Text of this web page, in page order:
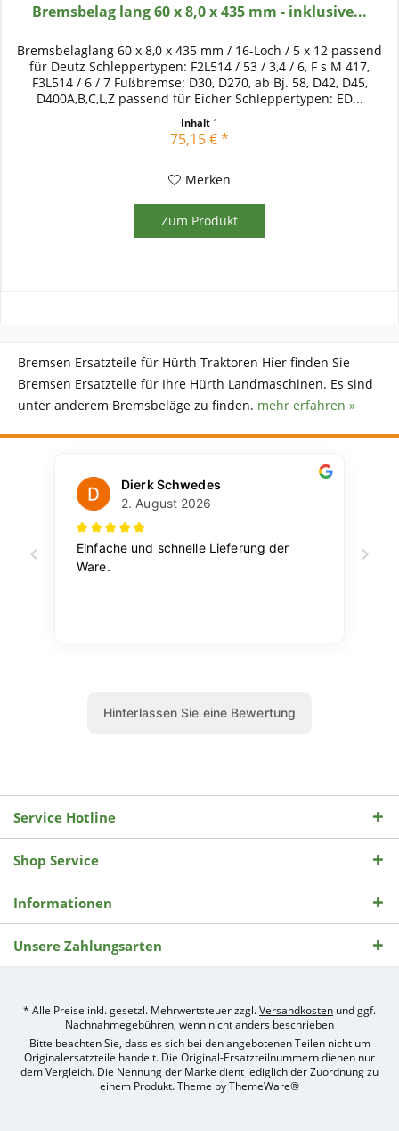
Bremsbelag lang 60 x 8,0 x 435 mm - inklusive...
Bremsbelaglang 60 x 8,0 x 435 mm / 16-Loch / 5 x 12 passend
für Deutz Schleppertypen: F2L514 / 53 / 3,4 / 6, F s M 417,
F3L514 / 6 / 7 Fußbremse: D30, D270, ab Bj. 58, D42, D45,
D400A,B,C,L,Z passend für Eicher Schleppertypen: ED...
Inhalt 1
75,15 € *
Merken
Zum Produkt
Bremsen Ersatzteile für Hürth Traktoren Hier finden Sie
Bremsen Ersatzteile für Ihre Hürth Landmaschinen. Es sind
unter anderem Bremsbeläge zu finden. mehr erfahren »
Service Hotline
Shop Service
Informationen
Unsere Zahlungsarten
* Alle Preise inkl. gesetzl. Mehrwertsteuer zzgl.Versandkosten und ggf.
Nachnahmegebühren, wenn nicht anders beschrieben
Bitte beachten Sie, dass es sich bei den angebotenen Teilen nicht um
Originalersatzteile handelt. Die Original-Ersatzteilnummern dienen nur
dem Vergleich. Die Nennung der Marke dient lediglich der Zuordnung zu
einem Produkt. Theme byThemeWare®